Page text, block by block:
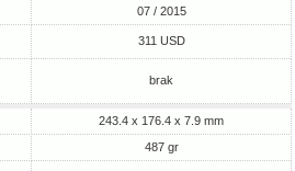
07 / 2015
311 USD
brak
243.4 x 176.4 x 7.9 mm
487 gr